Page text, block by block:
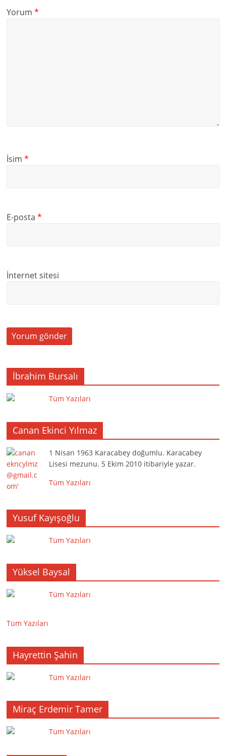
Yorum*
İsim*
E-posta*
İnternet sitesi
İbrahim Bursalı
Tüm Yazıları
Canan Ekinci Yılmaz
1 Nisan 1963 Karacabey doğumlu. Karacabey
Lisesi mezunu. 5 Ekim 2010 itibariyle yazar.
Tüm Yazıları
Yusuf Kayışoğlu
Tüm Yazıları
Yüksel Baysal
Tüm Yazıları
Tüm Yazıları
Hayrettin Şahin
Tüm Yazıları
Miraç Erdemir Tamer
Tüm Yazıları